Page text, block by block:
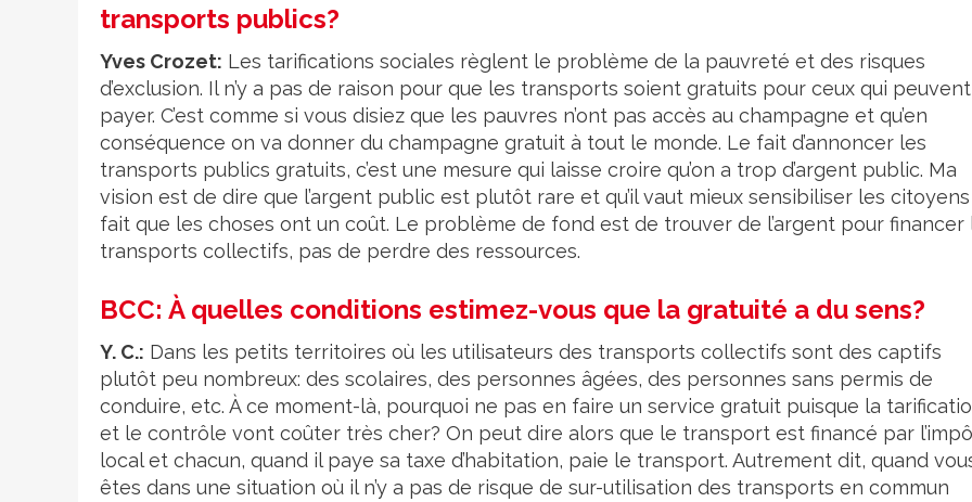
transports publics?
Yves Crozet: Les tarifications sociales règlent le problème de la pauvreté et des risques
d’exclusion. Il n’y a pas de raison pour que les transports soient gratuits pour ceux qui peuvent
payer. C’est comme si vous disiez que les pauvres n’ont pas accès au champagne et qu’en
conséquence on va donner du champagne gratuit à tout le monde. Le fait d’annoncer les
transports publics gratuits, c’est une mesure qui laisse croire qu’on a trop d’argent public. Ma
vision est de dire que l’argent public est plutôt rare et qu’il vaut mieux sensibiliser les
fait que les choses ont un coût. Le problème de fond est de trouver de l’argent pour financer
transports collectifs, pas de perdre des ressources.
BCC: À quelles conditions estimez-vous que la gratuité a du sens?
Y. C.: Dans les petits territoires où les utilisateurs des transports collectifs sont des captifs
plutôt peu nombreux: des scolaires, des personnes âgées, des personnes sans permis de
conduire, etc. À ce moment-là, pourquoi ne pas en faire un service gratuit puisque la
et le contrôle vont coûter très cher? On peut dire alors que le transport est financé par
local et chacun, quand il paye sa taxe d’habitation, paie le transport. Autrement dit, quand
êtes dans une situation où il n’y a pas de risque de sur-utilisation des transports en commun